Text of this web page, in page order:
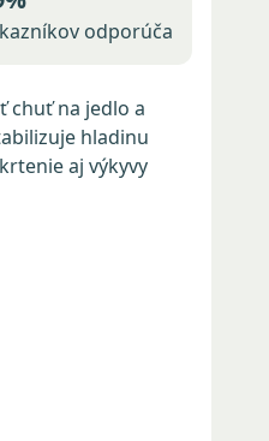
odporúča
chuť na jedlo a
hladinu
aj výkyvy